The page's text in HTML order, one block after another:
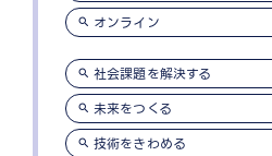
オンライン
社会課題を解決する
未来をつくる
技術をきわめる